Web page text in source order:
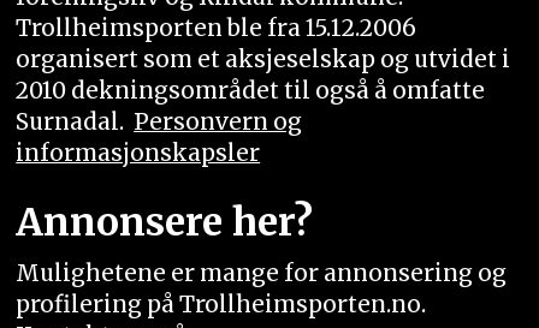
Trollheimsporten ble fra 15.12.2006
organisert som et aksjeselskap og utvidet i
2010 dekningsområdet til også å omfatte
Surnadal. Personvern og
informasjonskapsler
Annonsere her?
Mulighetene er mange for annonsering og
profilering på Trollheimsporten.no.